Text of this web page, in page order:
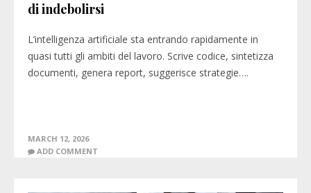
di indebolirsi
L’intelligenza artificiale sta entrando rapidamente in
quasi tutti gli ambiti del lavoro. Scrive codice, sintetizza
documenti, genera report, suggerisce strategie….
MARCH 12, 2026
ADD COMMENT